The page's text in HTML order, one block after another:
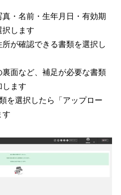
真・名前・生年月日・有効期
択します
所が確認できる書類を選択し
面など、補足が必要な書類
します
類を選択したら「アップロー
す